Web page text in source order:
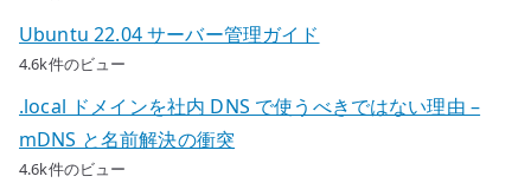
Ubuntu 22.04 サーバー管理ガイド
4.6k件のビュー
.local ドメインを社内 DNS で使うべきではない理由 –
mDNS と名前解決の衝突
4.6k件のビュー